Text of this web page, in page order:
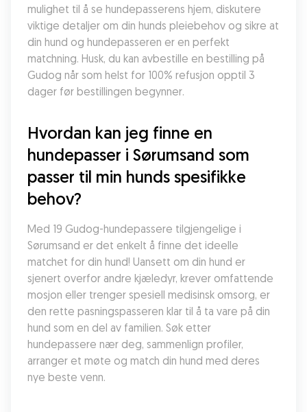
mulighet til å se hundepasserens hjem, diskutere
viktige detaljer om din hunds pleiebehov og sikre at
din hund og hundepasseren er en perfekt
matchning. Husk, du kan avbestille en bestilling på
Gudog når som helst for 100% refusjon opptil 3
dager før bestillingen begynner.
Hvordan kan jeg finne en
hundepasser i Sørumsand som
passer til min hunds spesifikke
behov?
Med 19 Gudog-hundepassere tilgjengelige i
Sørumsand er det enkelt å finne det ideelle
matchet for din hund! Uansett om din hund er
sjenert overfor andre kjæledyr, krever omfattende
mosjon eller trenger spesiell medisinsk omsorg, er
den rette pasningspasseren klar til å ta vare på din
hund som en del av familien. Søk etter
hundepassere nær deg, sammenlign profiler,
arranger et møte og match din hund med deres
nye beste venn.